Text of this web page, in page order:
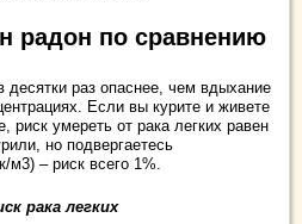
радон по сравнению
десятки раз опаснее, чем вдыхание
Если вы курите и живете
риск умереть от рака легких равен
но подвергаетесь
м3) – риск всего 1%.
рака легких